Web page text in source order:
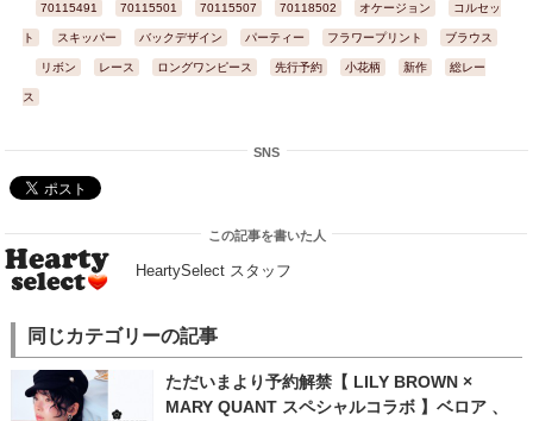
70115491 70115501 70115507 70118502 オケージョン コルセッ
ト スキッパー バックデザイン パーティー フラワープリント ブラウス
リボン レース ロングワンピース 先行予約 小花柄 新作 総レー
ス
SNS
この記事を書いた人
HeartySelect スタッフ
同じカテゴリーの記事
ただいまより予約解禁【 LILY BROWN ×
MARY QUANT スペシャルコラボ 】ベロア 、